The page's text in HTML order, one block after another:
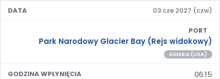
DATA 03 cze 2027 (czw)
PORT
Park Narodowy Glacier Bay (Rejs widokowy)
Alaska (USA)
GODZINA WPŁYNIĘCIA 06:15